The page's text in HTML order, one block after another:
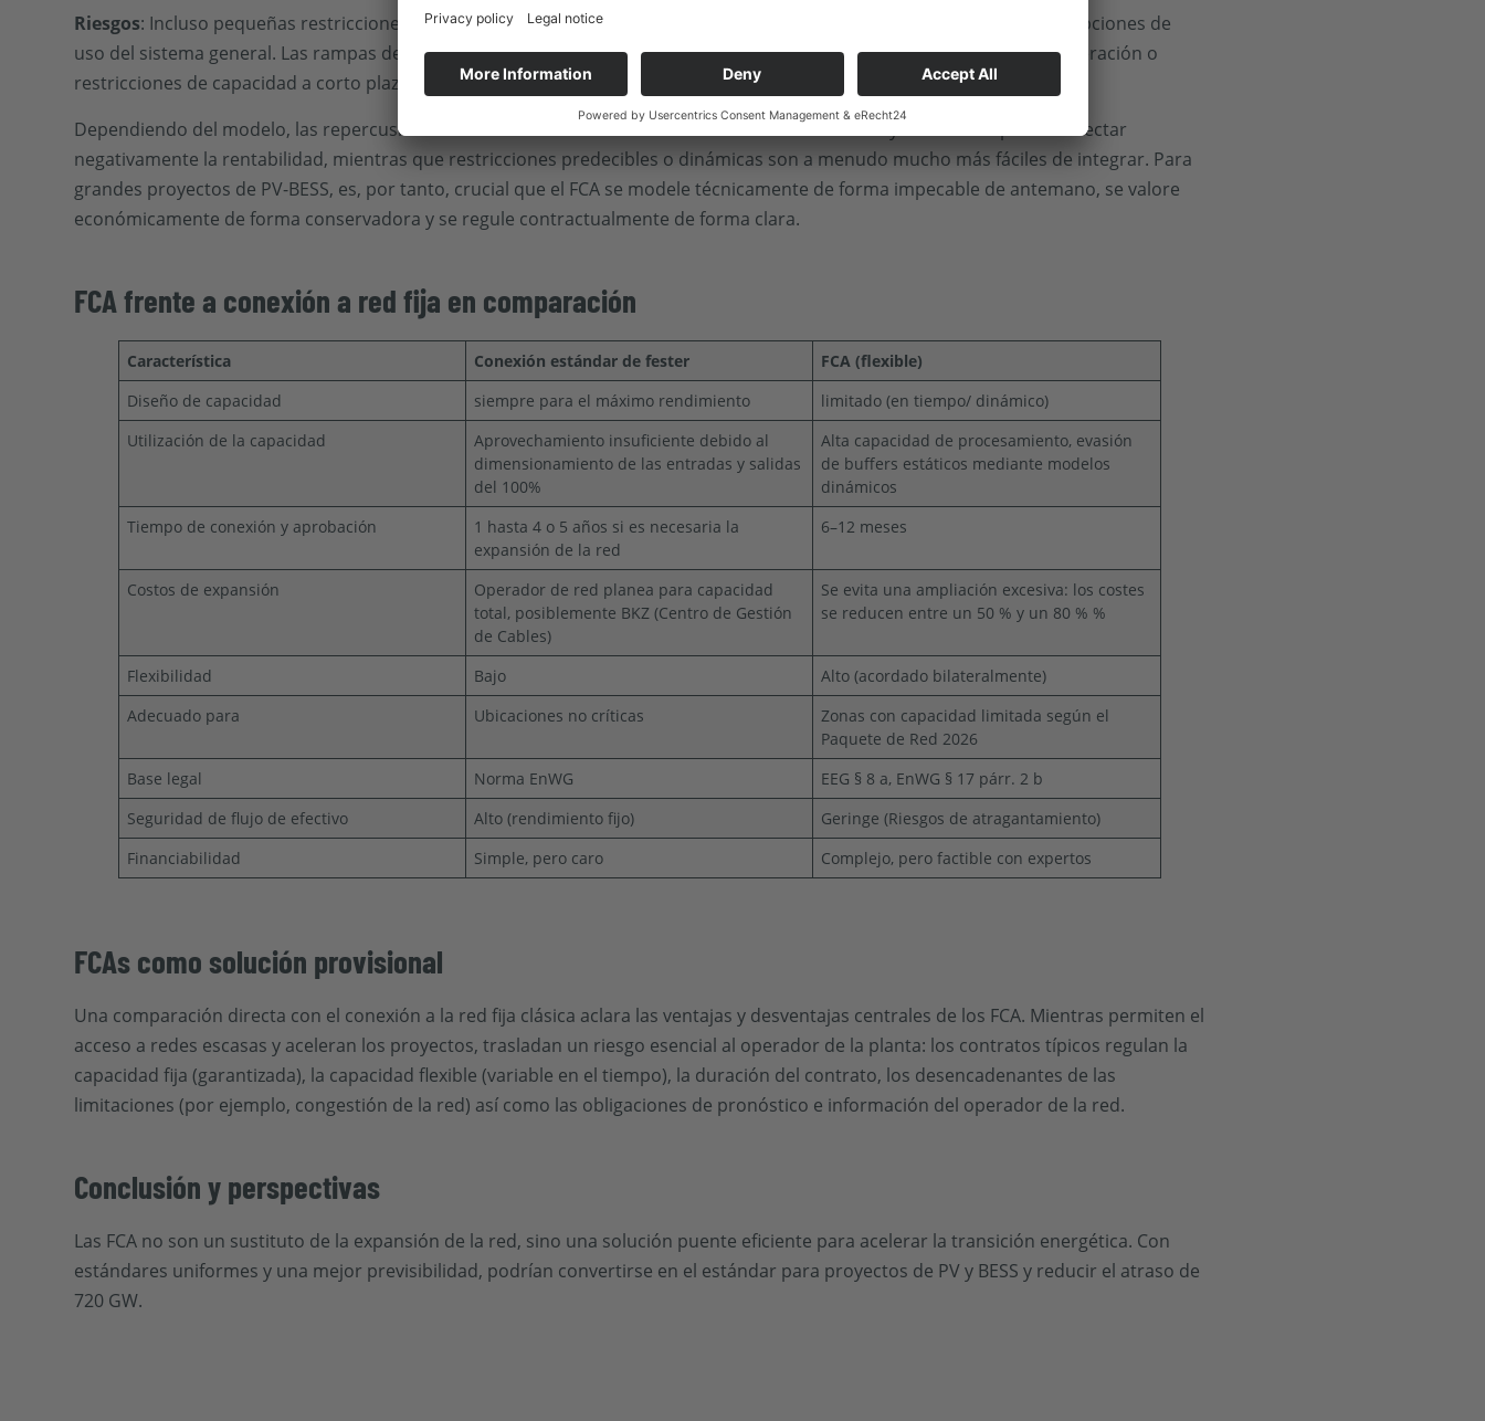
Riesgos: Incluso pequeñas restricciones de un FCA pueden reducir el potencial de ingresos de un activo o disminuir las opciones de
uso del sistema general. Las rampas de velocidad, por ejemplo, tienen una influencia directa en laEnergía de control- Liberación o
restricciones de capacidad a corto plazo en el Comercio de electricidad
Dependiendo del modelo, las repercusiones varían considerablemente: directrices estáticas o muy restrictivas pueden afectar
negativamente la rentabilidad, mientras que restricciones predecibles o dinámicas son a menudo mucho más fáciles de integrar. Para
grandes proyectos de PV-BESS, es, por tanto, crucial que el FCA se modele técnicamente de forma impecable de antemano, se valore
económicamente de forma conservadora y se regule contractualmente de forma clara.
FCA frente a conexión a red fija en comparación
Característica Conexión estándar de fester
FCA (flexible)
Diseño de capacidad
siempre para el máximo rendimiento
limitado (en tiempo/ dinámico)
Utilización de la capacidad
Aprovechamiento insuficiente debido al
dimensionamiento de las entradas y salidas
del 100%
Alta capacidad de procesamiento, evasión
de buffers estáticos mediante modelos
dinámicos
Tiempo de conexión y aprobación
1 hasta 4 o 5 años si es necesaria la
expansión de la red
6–12 meses
Costos de expansión
Operador de red planea para capacidad
total, posiblemente BKZ (Centro de Gestión
de Cables)
Se evita una ampliación excesiva: los costes
se reducen entre un 50 % y un 80 % %
Flexibilidad Bajo
Alto (acordado bilateralmente)
Adecuado para
Ubicaciones no críticas
Zonas con capacidad limitada según el
Paquete de Red 2026
Base legal
Norma EnWG
EEG § 8 a, EnWG § 17 párr. 2 b
Seguridad de flujo de efectivo
Alto (rendimiento fijo)
Geringe (Riesgos de atragantamiento)
Financiabilidad
Simple, pero caro Complejo, pero factible con expertos
FCAs como solución provisional
Una comparación directa con el conexión a la red fija clásica aclara las ventajas y desventajas centrales de los FCA. Mientras permiten el
acceso a redes escasas y aceleran los proyectos, trasladan un riesgo esencial al operador de la planta: los contratos típicos regulan la
capacidad fija (garantizada), la capacidad flexible (variable en el tiempo), la duración del contrato, los desencadenantes de las
limitaciones (por ejemplo, congestión de la red) así como las obligaciones de pronóstico e información del operador de la red.
Conclusión y perspectivas
Las FCA no son un sustituto de la expansión de la red, sino una solución puente eficiente para acelerar la transición energética. Con
estándares uniformes y una mejor previsibilidad, podrían convertirse en el estándar para proyectos de PV y BESS y reducir el atraso de
720 GW.